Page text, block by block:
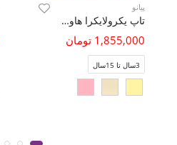
پیانو
تاپ یکرولایکرا هاوایی(ست با کد 10808)
1,855,000 تومان
3سال تا 15سال